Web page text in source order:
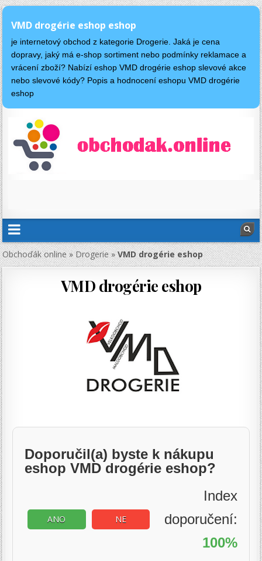
VMD drogérie eshop eshop
je internetový obchod z kategorie Drogerie. Jaká je cena
dopravy, jaký má e-shop sortiment nebo podmínky reklamace a
vrácení zboží? Nabízí eshop VMD drogérie eshop slevové akce
nebo slevové kódy? Popis a hodnocení eshopu VMD drogérie
eshop
Obchoďák online»Drogerie»VMD drogérie eshop
VMD drogérie eshop
Doporučil(a) byste k nákupu
eshop VMD drogérie eshop?
ANO NE
Index
doporučení:
100%